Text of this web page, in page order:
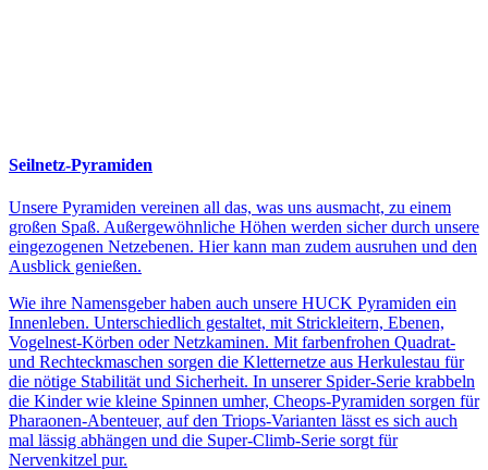
Seilnetz-Pyramiden
Unsere Pyramiden vereinen all das, was uns ausmacht, zu einem
großen Spaß. Außergewöhnliche Höhen werden sicher durch unsere
eingezogenen Netzebenen. Hier kann man zudem ausruhen und den
Ausblick genießen.
Wie ihre Namensgeber haben auch unsere HUCK Pyramiden ein
Innenleben. Unterschiedlich gestaltet, mit Strickleitern, Ebenen,
Vogelnest-Körben oder Netzkaminen. Mit farbenfrohen Quadrat-
und Rechteckmaschen sorgen die Kletternetze aus Herkulestau für
die nötige Stabilität und Sicherheit. In unserer Spider-Serie krabbeln
die Kinder wie kleine Spinnen umher, Cheops-Pyramiden sorgen für
Pharaonen-Abenteuer, auf den Triops-Varianten lässt es sich auch
mal lässig abhängen und die Super-Climb-Serie sorgt für
Nervenkitzel pur.